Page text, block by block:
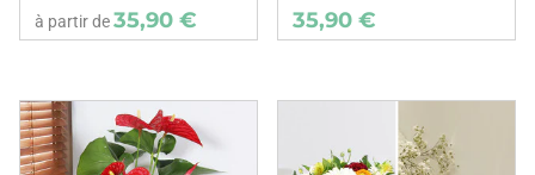
à partir de35,90 € 35,90 €